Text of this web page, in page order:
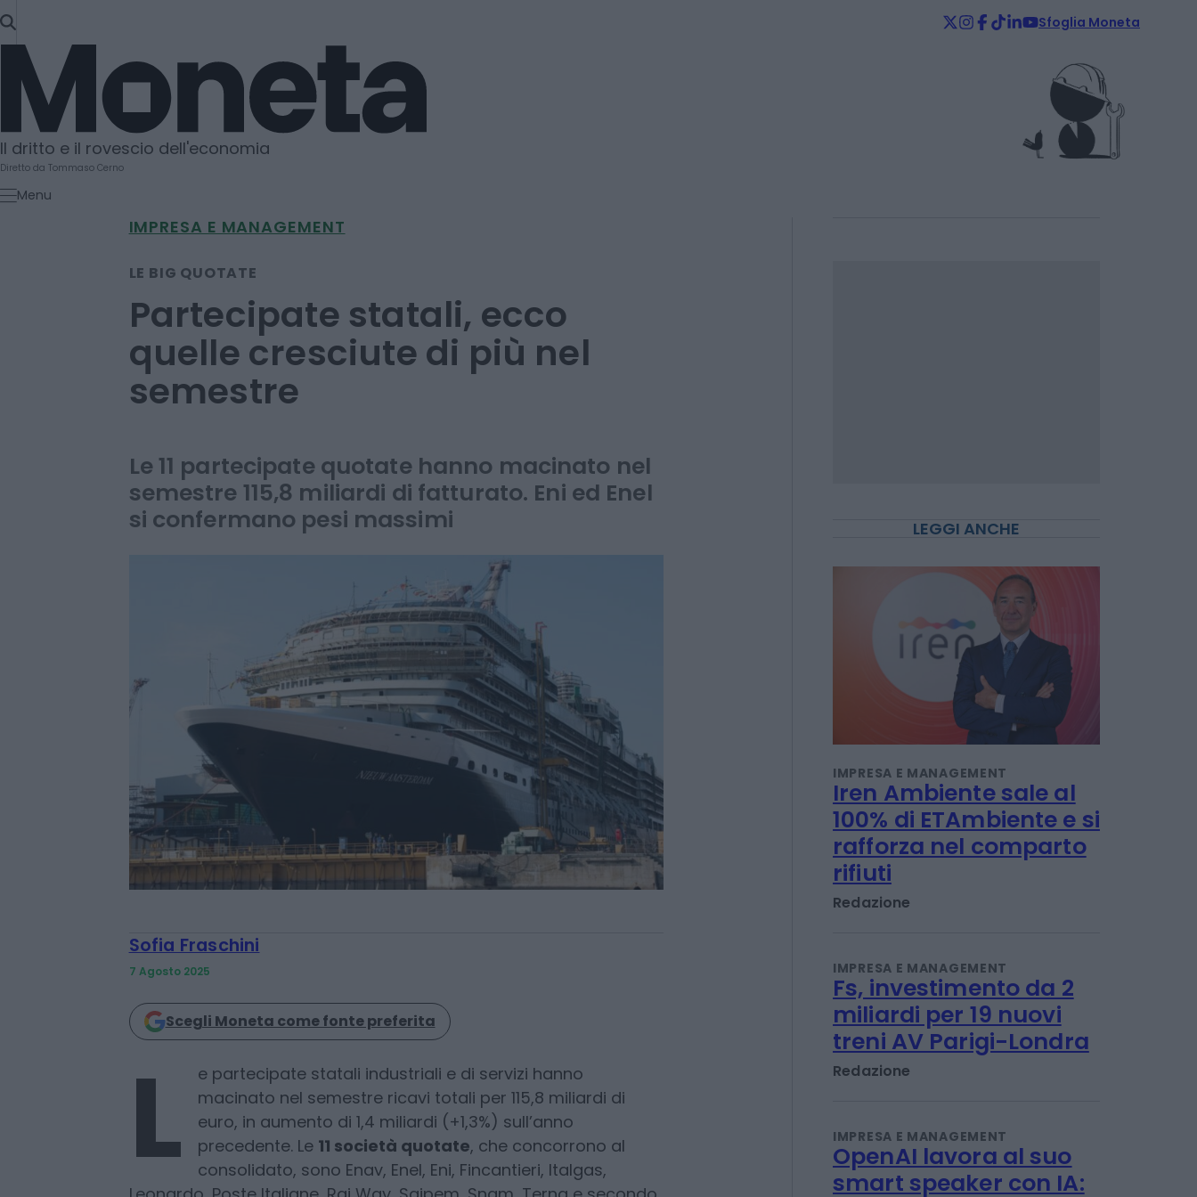
SKIP
TO
CONTENT
Sfoglia Moneta
Moneta
Il dritto e il rovescio dell'economia
Diretto da Tommaso Cerno
Menu
IMPRESA E MANAGEMENT
LE BIG QUOTATE
Partecipate statali, ecco
semestre
semestre 115,8 miliardi di fatturato. Eni ed Enel
si confermano pesi massimi
Sofia Fraschini
Scegli Moneta come fonte preferita
e partecipate statali industriali e di servizi hanno
macinato nel semestre ricavi totali per 115,8 miliardi di
LEGGI ANCHE
IMPRESA E MANAGEMENT
Iren Ambiente sale al
100% di ETAmbiente e si
Redazione
IMPRESA E MANAGEMENT
Fs, investimento da 2
Redazione